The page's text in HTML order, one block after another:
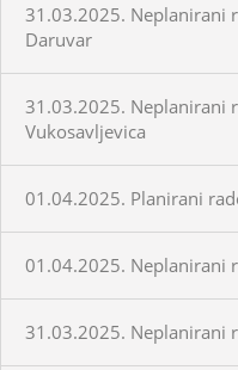
31.03.2025. Neplanirani
Daruvar
31.03.2025. Neplanirani
Vukosavljevica
01.04.2025. Planirani
01.04.2025. Neplanirani
31.03.2025. Neplanirani